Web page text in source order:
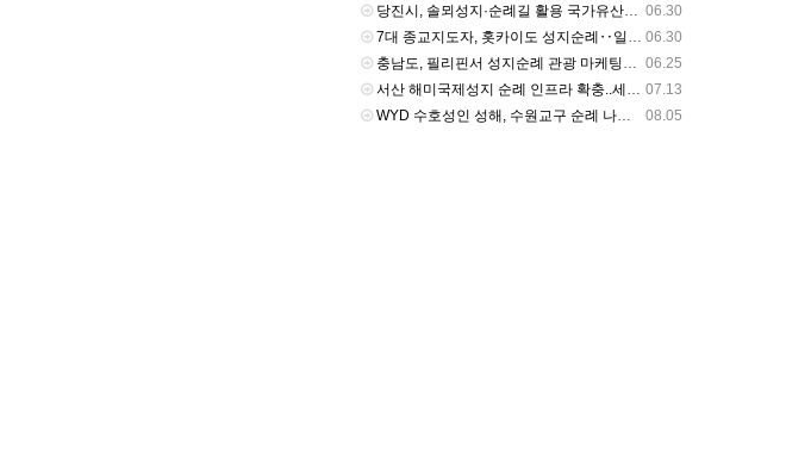
06.30
당진시, 솔뫼성지·순례길 활용 국가유산사업 7월 본격 시동 - 밥상뉴스
06.30
7대 종교지도자, 홋카이도 성지순례‥일본 성공회, 정토종과 교류 - btnnews.tv
06.25
충남도, 필리핀서 성지순례 관광 마케팅…“동남아 가톨릭 시장 공략” - newskorea.ne.kr
07.13
서산 해미국제성지 순례 인프라 확충..세계청년대회 준비 - 티제이비
08.05
WYD 수호성인 성해, 수원교구 순례 나섰다 - cpbc News